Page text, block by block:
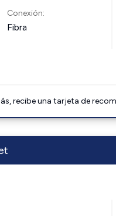
Conexión:
Fibra
recibe una tarjeta de